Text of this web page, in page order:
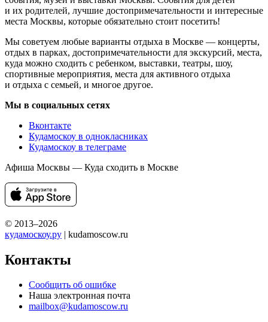
и их родителей, лучшие достопримечательности и интересные
места Москвы, которые обязательно стоит посетить!
Мы советуем любые варианты отдыха в Москве — концерты,
отдых в парках, достопримечательности для экскурсий, места,
куда можно сходить с ребенком, выставки, театры, шоу,
спортивные мероприятия, места для активного отдыха
и отдыха с семьей, и многое другое.
Мы в социальных сетях
Вконтакте
Кудамоскоу в однокласниках
Кудамоскоу в телеграме
Афиша Москвы — Куда сходить в Москве
© 2013–2026
кудамоскоу.ру | kudamoscow.ru
Контакты
Сообщить об ошибке
Наша электронная почта
mailbox@kudamoscow.ru